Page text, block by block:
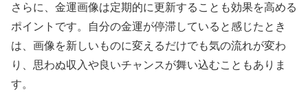
さらに、金運画像は定期的に更新することも効果を高める
ポイントです。自分の金運が停滞していると感じたとき
は、画像を新しいものに変えるだけでも気の流れが変わ
り、思わぬ収入や良いチャンスが舞い込むこともありま
す。